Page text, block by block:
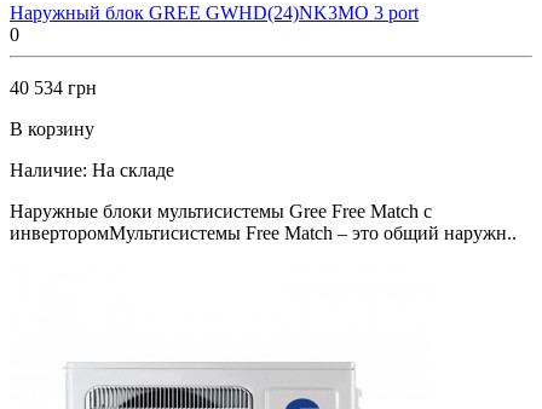
Наружный блок GREE GWHD(24)NK3MO 3 port
0
40 534 грн
В корзину
Наличие: На складе
Наружные блоки мультисистемы Gree Free Match с
инверторомМультисистемы Free Match – это общий наружн..